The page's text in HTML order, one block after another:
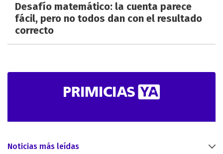
Desafío matemático: la cuenta parece
fácil, pero no todos dan con el resultado
correcto
Noticias más leídas